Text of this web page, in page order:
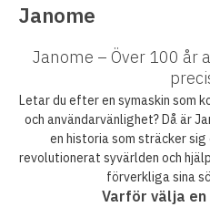
Janome
Janome – Över 100 år
Letar du efter en symaskin som
och användarvänlighet? Då är
en historia som sträcker
revolutionerat syvärlden och
förverkliga sina
Varför välja en